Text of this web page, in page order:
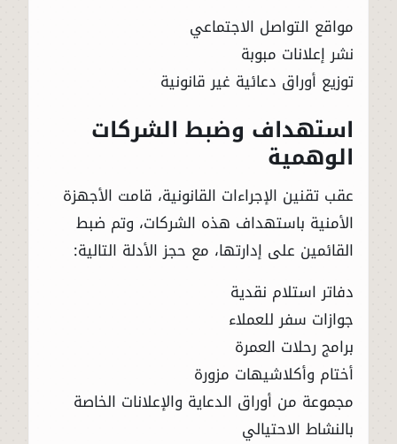
مواقع التواصل الاجتماعي
نشر إعلانات مبوبة
توزيع أوراق دعائية غير قانونية
استهداف وضبط الشركات
الوهمية
عقب تقنين الإجراءات القانونية، قامت الأجهزة
الأمنية باستهداف هذه الشركات، وتم ضبط
القائمين على إدارتها، مع حجز الأدلة التالية:
دفاتر استلام نقدية
جوازات سفر للعملاء
برامج رحلات العمرة
أختام وأكلاشيهات مزورة
مجموعة من أوراق الدعاية والإعلانات الخاصة
بالنشاط الاحتيالي